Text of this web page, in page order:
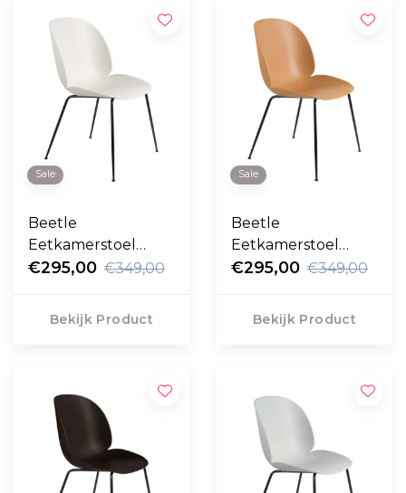
Sale
Beetle
Eetkamerstoel
alabaster white,
€295,00 €349,00
Bekijk Product
Sale
Beetle
Eetkamerstoel
amber brown,
€295,00 €349,00
Bekijk Product